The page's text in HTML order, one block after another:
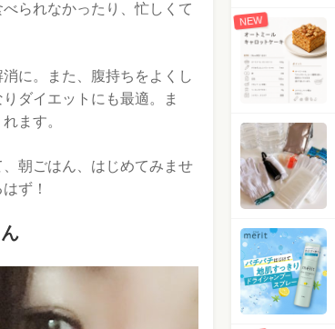
られなかったり、忙しくて
に。また、腹持ちをよくし
ダイエットにも最適。ま
ます。
朝ごはん、はじめてみませ
ず！
NEW